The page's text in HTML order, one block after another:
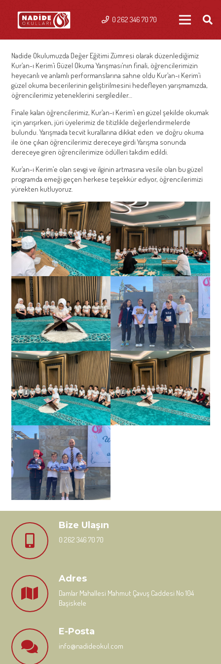
0 262 346 70 70
Nadide Okulumuzda Değer Eğitimi Zümresi olarak düzenlediğimiz
Kur’an-ı Kerim’i Güzel Okuma Yarışması’nın finali, öğrencilerimizin
heyecanlı ve anlamlı performanslarına sahne oldu Kur’an-ı Kerim’i
güzel okuma becerilerinin geliştirilmesini hedefleyen yarışmamızda,
öğrencilerimiz yeteneklerini sergilediler…
Finale kalan öğrencilerimiz, Kur’an-ı Kerim’i en güzel şekilde okumak
için yarışırken, jüri üyelerimiz de titizlikle değerlendirmelerde
bulundu. Yarışmada tecvit kurallarına dikkat eden ve doğru okuma
ile öne çıkan öğrencilerimiz dereceye girdi Yarışma sonunda
dereceye giren öğrencilerimize ödülleri takdim edildi.
Kur’an-ı Kerim’e olan sevgi ve ilginin artmasına vesile olan bu güzel
programda emeği geçen herkese teşekkür ediyor, öğrencilerimizi
yürekten kutluyoruz.
Bize Ulaşın
0 262 346 70 70
Adres
Damlar Mahallesi Mahmut Çavuş Caddesi No 104
Başiskele
E-Posta
info@nadideokul.com